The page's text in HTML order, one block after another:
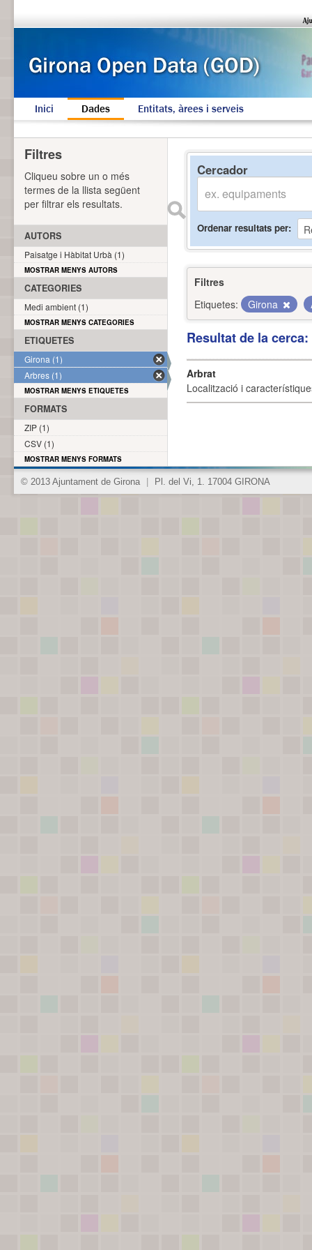
Inici Dades Entitats, àrees i serveis
Cercador
Ordenar resultats per
Filtres
Etiquetes:
Girona
Resultat de la
Arbrat
Localització i
Filtres
Cliqueu sobre un o més
termes de la llista següent
per filtrar els resultats.
AUTORS
Paisatge i Hàbitat Urbà (1)
MOSTRAR MENYS AUTORS
CATEGORIES
Medi ambient (1)
MOSTRAR MENYS CATEGORIES
ETIQUETES
Girona (1)
Arbres (1)
MOSTRAR MENYS ETIQUETES
FORMATS
ZIP (1)
CSV (1)
MOSTRAR MENYS FORMATS
© 2013 Ajuntament de Girona Pl. del Vi, 1. 17004 GIRONA